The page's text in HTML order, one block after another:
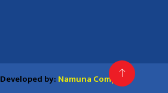
Developed by: Namuna Computer